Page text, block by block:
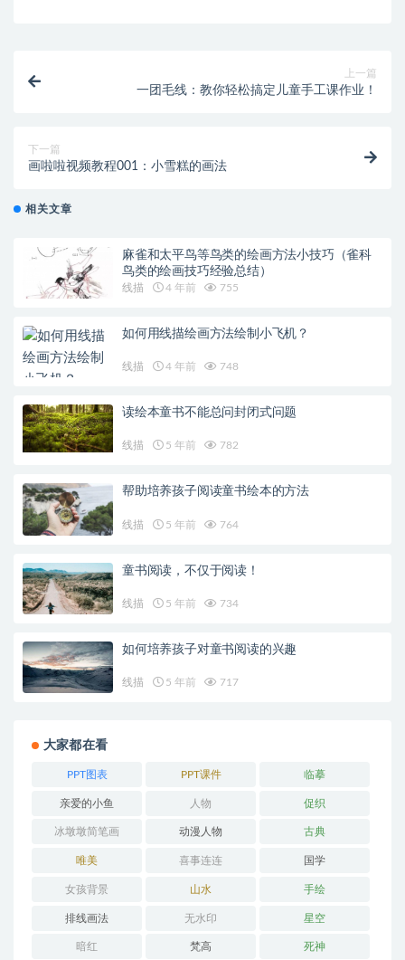
上一篇
一团毛线：教你轻松搞定儿童手工课作业！
下一篇
画啦啦视频教程001：小雪糕的画法
相关文章
麻雀和太平鸟等鸟类的绘画方法小技巧（雀科
鸟类的绘画技巧经验总结）
线描 4 年前 755
如何用线描绘画方法绘制小飞机？
线描 4 年前 748
读绘本童书不能总问封闭式问题
线描 5 年前 782
帮助培养孩子阅读童书绘本的方法
线描 5 年前 764
童书阅读，不仅于阅读！
线描 5 年前 734
如何培养孩子对童书阅读的兴趣
线描 5 年前 717
大家都在看
PPT图表 PPT课件 临摹
亲爱的小鱼 人物 促织
冰墩墩简笔画 动漫人物 古典
唯美 喜事连连 国学
女孩背景 山水 手绘
排线画法 无水印 星空
暗红 梵高 死神